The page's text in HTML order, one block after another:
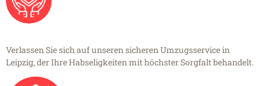
Verlassen Sie sich auf unseren sicheren Umzugsservice in
Leipzig, der Ihre Habseligkeiten mit höchster Sorgfalt behandelt.